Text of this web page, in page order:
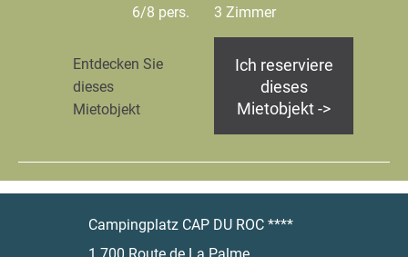
6/8 pers. 3 Zimmer
Entdecken Sie
dieses
Mietobjekt
Ich reserviere
dieses
Mietobjekt ->
Campingplatz CAP DU ROC ****
1 700 Route de La Palme